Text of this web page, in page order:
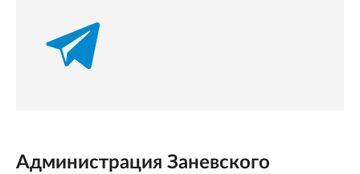
Администрация Заневского